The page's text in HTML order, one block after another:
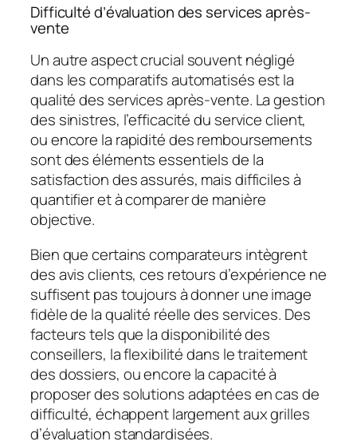
Difficulté d’évaluation des services après-
vente
Un autre aspect crucial souvent négligé
dans les comparatifs automatisés est la
qualité des services après-vente. La gestion
des sinistres, l’efficacité du service client,
ou encore la rapidité des remboursements
sont des éléments essentiels de la
satisfaction des assurés, mais difficiles à
quantifier et à comparer de manière
objective.
Bien que certains comparateurs intègrent
des avis clients, ces retours d’expérience ne
suffisent pas toujours à donner une image
fidèle de la qualité réelle des services. Des
facteurs tels que la disponibilité des
conseillers, la flexibilité dans le traitement
des dossiers, ou encore la capacité à
proposer des solutions adaptées en cas de
difficulté, échappent largement aux grilles
d’évaluation standardisées.